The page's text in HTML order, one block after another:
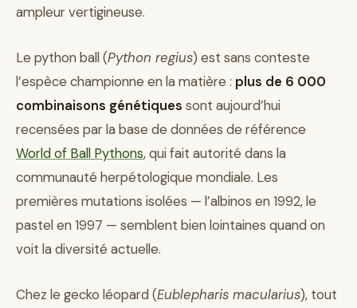
ampleur vertigineuse.
Le python ball (Python regius) est sans conteste
l’espèce championne en la matière : plus de 6 000
combinaisons génétiques sont aujourd’hui
recensées par la base de données de référence
World of Ball Pythons, qui fait autorité dans la
communauté herpétologique mondiale. Les
premières mutations isolées — l’albinos en 1992, le
pastel en 1997 — semblent bien lointaines quand on
voit la diversité actuelle.
Chez le gecko léopard (Eublepharis macularius), tout